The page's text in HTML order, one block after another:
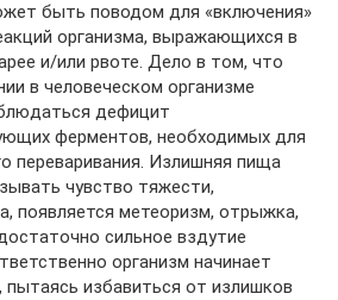
быть поводом для «включения»
организма, выражающихся в
и/или рвоте. Дело в том, что
в человеческом организме
дефицит
ферментов, необходимых для
переваривания. Излишняя пища
чувство тяжести,
появляется метеоризм, отрыжка,
сильное вздутие
организм начинает
пытаясь избавиться от излишков